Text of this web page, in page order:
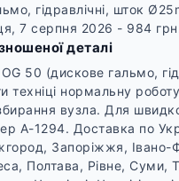
гідравлічні, шток
7 серпня 2026 - 984
деталі
50 (дискове гальмо,
техніці нормальну
вузла. Для
A-1294. Доставка по
Запоріжжя, Івано-
Полтава, Рівне, Суми,